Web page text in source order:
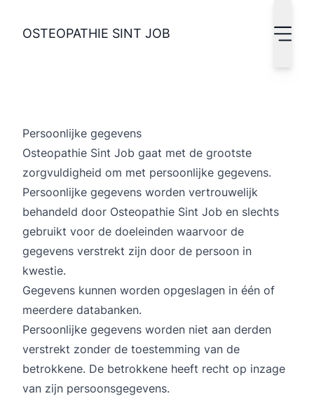
OSTEOPATHIE SINT JOB
Persoonlijke gegevens
Osteopathie Sint Job gaat met de grootste
zorgvuldigheid om met persoonlijke gegevens.
Persoonlijke gegevens worden vertrouwelijk
behandeld door Osteopathie Sint Job en slechts
gebruikt voor de doeleinden waarvoor de
gegevens verstrekt zijn door de persoon in
kwestie.
Gegevens kunnen worden opgeslagen in één of
meerdere databanken.
Persoonlijke gegevens worden niet aan derden
verstrekt zonder de toestemming van de
betrokkene. De betrokkene heeft recht op inzage
van zijn persoonsgegevens.